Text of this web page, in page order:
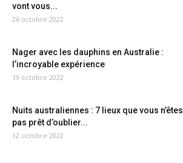
vont vous...
26 octobre 2022
Nager avec les dauphins en Australie :
l’incroyable expérience
19 octobre 2022
Nuits australiennes : 7 lieux que vous n’êtes
pas prêt d’oublier...
12 octobre 2022